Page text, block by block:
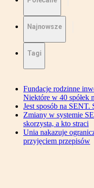
Najnowsze
Tagi
Fundacje rodzinne
Niektóre w 40 spółek
Jest sposób na
Zmiany w systemie
skorzysta, a kto straci
Unia nakazuje
przyjęciem przepisów